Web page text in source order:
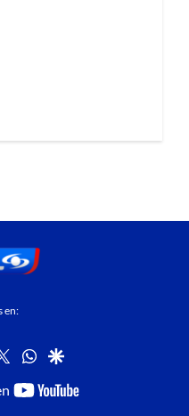
en:
twitterwhatsapp
google
youtube-